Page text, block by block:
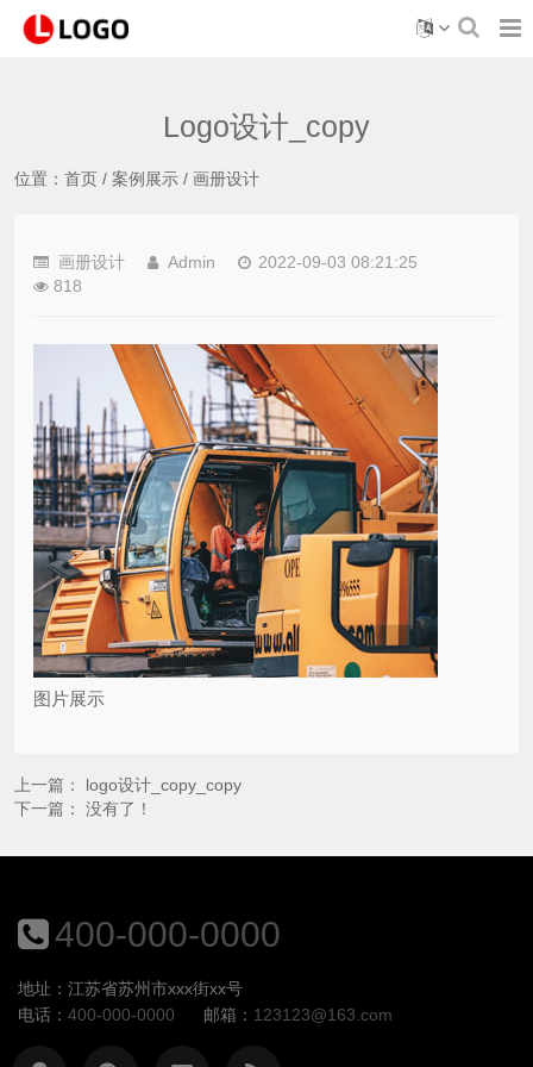
Logo设计_copy
位置： 首页 / 案例展示 / 画册设计
画册设计 Admin
2022-09-03 08:21:25
818
图片展示
上一篇： logo设计_copy_copy
下一篇： 没有了！
400-000-0000
地址：江苏省苏州市xxx街xx号
电话： 400-000-0000 邮箱： 123123@163.com